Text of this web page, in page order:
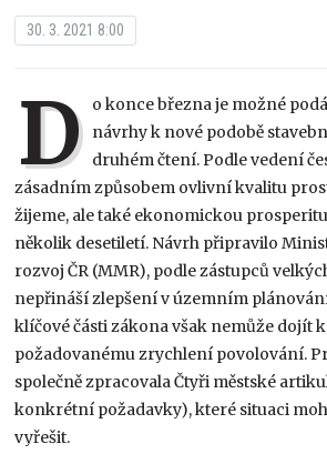
30. 3. 2021 8:00
D o konce března je možné
návrhy k nové podobě
druhém čtení. Podle vedení
zásadním způsobem ovlivní kvalitu
žijeme, ale také ekonomickou
několik desetiletí. Návrh připravilo
rozvoj ČR (MMR), podle zástupců
nepřináší zlepšení v územním
klíčové části zákona však nemůže dojít
požadovanému zrychlení povolování.
společně zpracovala Čtyři městské
konkrétní požadavky), které situaci
vyřešit.